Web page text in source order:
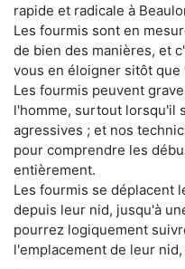
rapide et radicale à
Les fourmis sont en
de bien des manières, et
vous en éloigner sitôt
Les fourmis peuvent
l'homme, surtout lorsqu'il
agressives ; et nos
pour comprendre les
entièrement.
Les fourmis se déplacent
depuis leur nid, jusqu'à
pourrez logiquement
l'emplacement de leur